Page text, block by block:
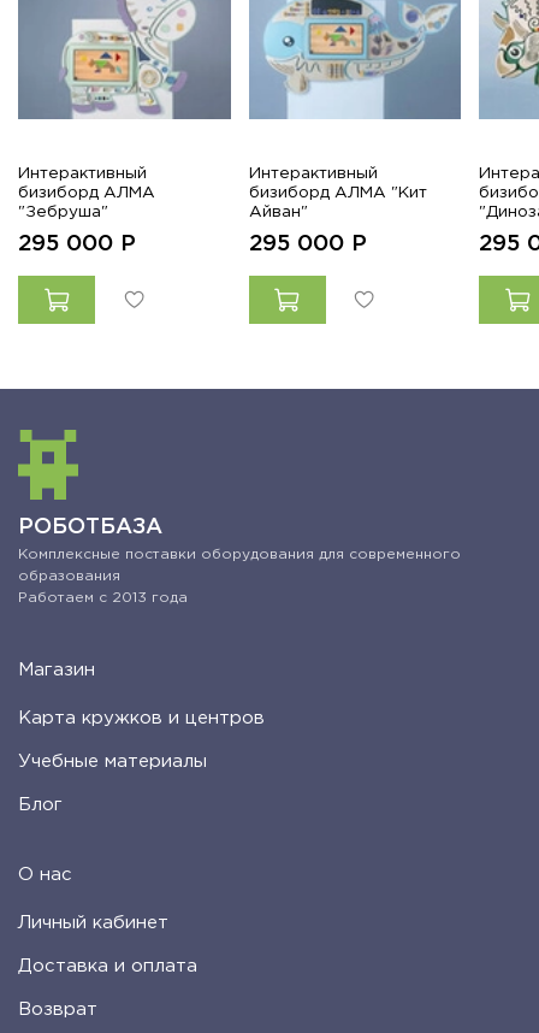
Интерактивный
бизиборд АЛМА
"Зебруша"
295 000 Р
Интерактивный
бизиборд АЛМА "Кит
Айван"
295 000 Р 295
РОБОТБАЗА
Комплексные поставки оборудования для современного
образования
Работаем с 2013 года
Магазин
Карта кружков и центров
Учебные материалы
Блог
О нас
Личный кабинет
Доставка и оплата
Возврат